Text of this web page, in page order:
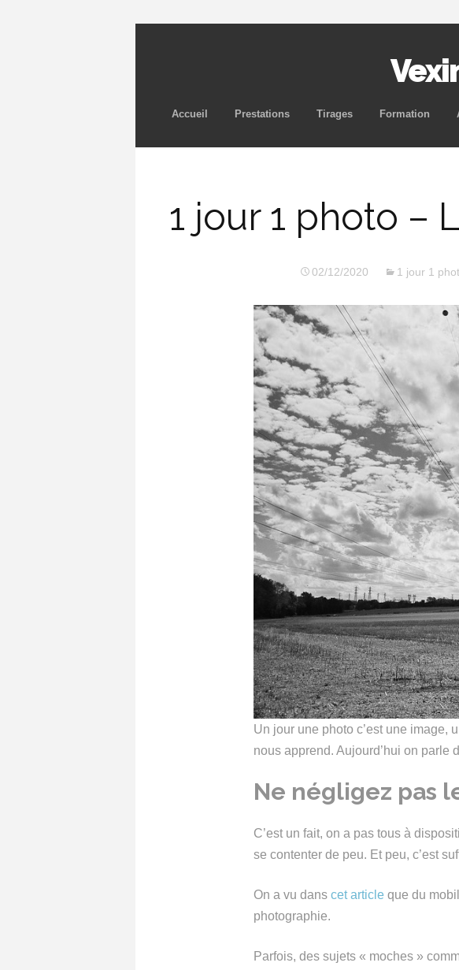
Accueil Prestations Tirages Formation
1 jour 1 photo –
02/12/2020 1 jour 1
Un jour une photo c’est une image,
nous apprend. Aujourd’hui on
Ne négligez pas
C’est un fait, on a pas tous à
se contenter de peu. Et peu, c’est
On a vu dans cet article que du
photographie.
Parfois, des sujets « moches »